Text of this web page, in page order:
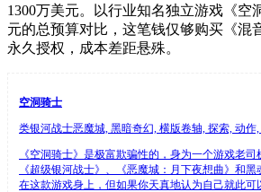
1300万美元。以行业知名独立游戏《空
元的总预算对比，这笔钱仅够购买《混
永久授权，成本差距悬殊。
空洞骑士
类银河战士恶魔城, 黑暗奇幻, 横版卷轴, 探索, 动作
《空洞骑士》是极富欺骗性的，身为一个游戏老
《超级银河战士》、《恶魔城：月下夜想曲》和
在这款游戏身上，但如果你天真地认为自己就此